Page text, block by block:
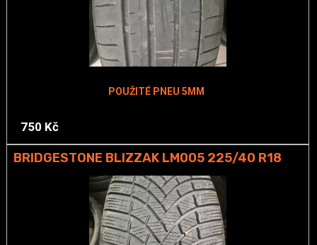
POUŽITÉ PNEU 5MM
750 Kč
BRIDGESTONE BLIZZAK LM005 225/40 R18